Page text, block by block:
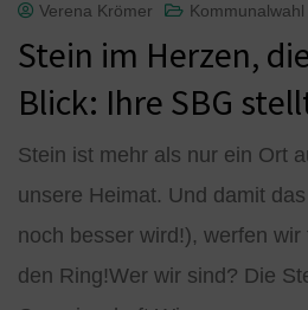
Verena Krömer Kommunalwahl
Stein im Herzen,
Blick: Ihre SBG
Stein ist mehr als nur ein Ort
unsere Heimat. Und damit
noch besser wird!), werfen
den Ring!Wer wir sind? Die